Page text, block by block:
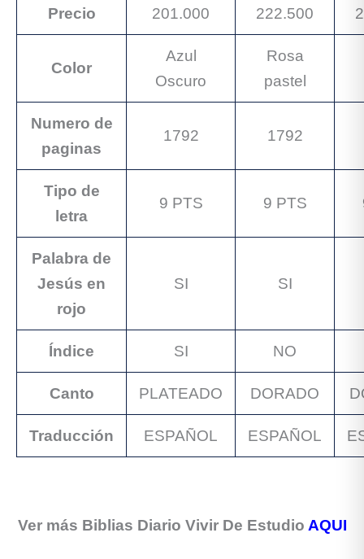
Precio 201.000 222.500
Color
Azul
Oscuro
Rosa
pastel
Numero de
paginas
1792 1792
Tipo de
letra
9 PTS 9 PTS
Palabra de
Jesús en
rojo
SI SI
Índice SI NO
Canto PLATEADO DORADO
Traducción ESPAÑOL ESPAÑOL
Ver más Biblias Diario Vivir De Estudio AQUI